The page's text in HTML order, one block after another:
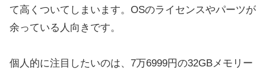
て高くついてしまいます。OSのライセンスやパーツが
余っている人向きです。
個人的に注目したいのは、7万6999円の32GBメモリー